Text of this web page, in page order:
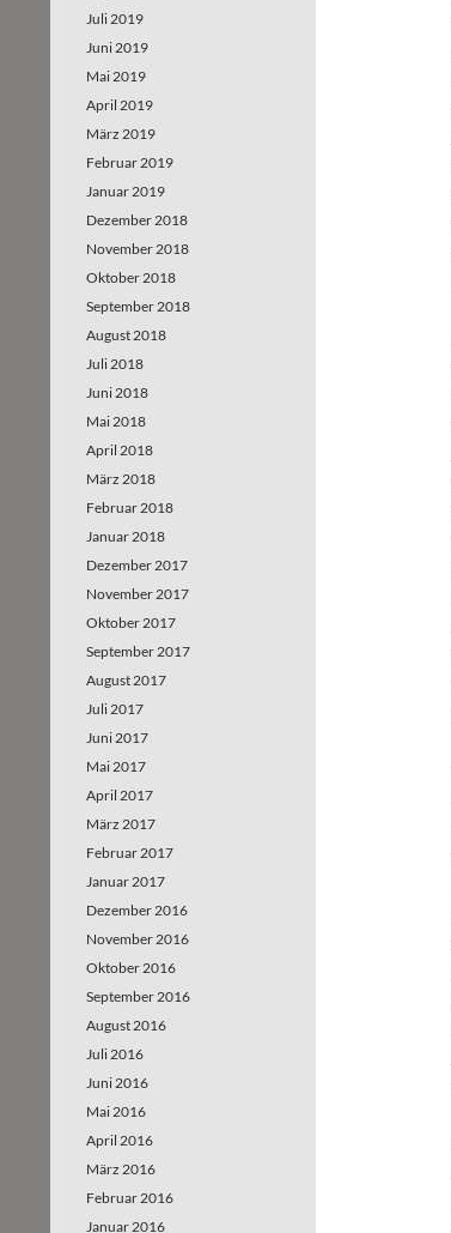
Juli 2019
Juni 2019
Mai 2019
April 2019
März 2019
Februar 2019
Januar 2019
Dezember 2018
November 2018
Oktober 2018
September 2018
August 2018
Juli 2018
Juni 2018
Mai 2018
April 2018
März 2018
Februar 2018
Januar 2018
Dezember 2017
November 2017
Oktober 2017
September 2017
August 2017
Juli 2017
Juni 2017
Mai 2017
April 2017
März 2017
Februar 2017
Januar 2017
Dezember 2016
November 2016
Oktober 2016
September 2016
August 2016
Juli 2016
Juni 2016
Mai 2016
April 2016
März 2016
Februar 2016
Januar 2016